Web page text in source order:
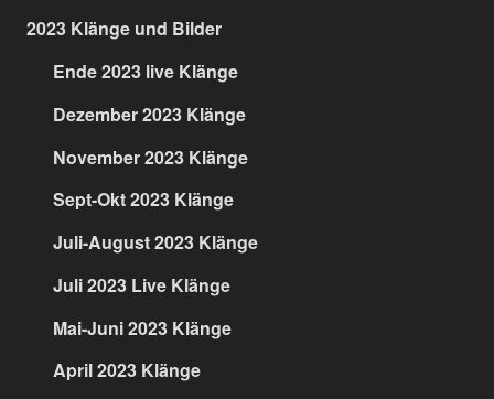
2023 Klänge und Bilder
Ende 2023 live Klänge
Dezember 2023 Klänge
November 2023 Klänge
Sept-Okt 2023 Klänge
Juli-August 2023 Klänge
Juli 2023 Live Klänge
Mai-Juni 2023 Klänge
April 2023 Klänge